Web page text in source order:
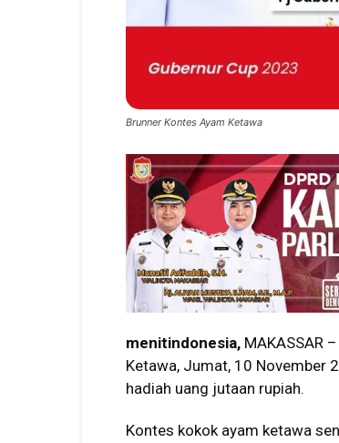
Brunner Kontes Ayam Ketawa
menitindonesia, MAKASSAR
Ketawa, Jumat, 10 November
hadiah uang jutaan rupiah.
Kontes kokok ayam ketawa